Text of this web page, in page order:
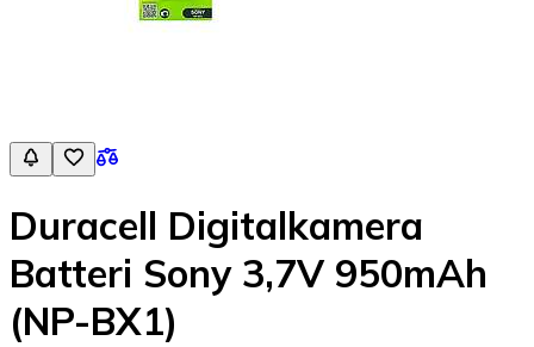
Duracell Digitalkamera
Batteri Sony 3,7V 950mAh
(NP-BX1)